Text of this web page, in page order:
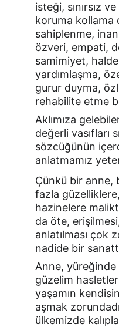
isteği, sınırsız
koruma kollama
sahiplenme,
özveri, empati,
samimiyet,
yardımlaşma,
gurur duyma,
rehabilite etme
Aklımıza
değerli vasıfları
sözcüğünün
anlatmamız
Çünkü bir anne,
fazla
hazinelere
da öte,
anlatılması çok
nadide bir
Anne,
güzelim
yaşamın
aşmak
ülkemizde